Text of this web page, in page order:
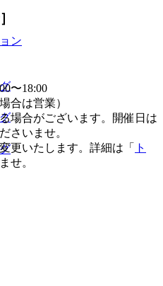
ン
〜18:00
合は営業）
場合がございます。開催日は
さいませ。
更いたします。詳細は「
ト
せ。